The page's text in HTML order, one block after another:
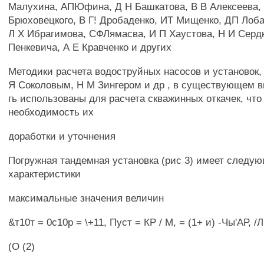
Малухина, АПЮфина, Д Н Башкатова, В В
Брюховецкого, В Г! Дробаденко, ИТ Мищенко, ДП
Л X Ибрагимова, СФЛямасва, И П Хаустова, Н И
Пенкевича, А Е Кравченко и других
Методики расчета водоструйных насосов и
Я Соколовым, Н М Зингером и др , в существующем
гь использованы для расчета скважинных откачек,
необходимость их
доработки и уточнения
Погружная тандемная установка (рис 3) имеет
характеристики
максимальные значения величин
&т10т = 0с10р = \+11, Пуст = КР / М, = (1+ и) -Чы'АР, /
(О (2)